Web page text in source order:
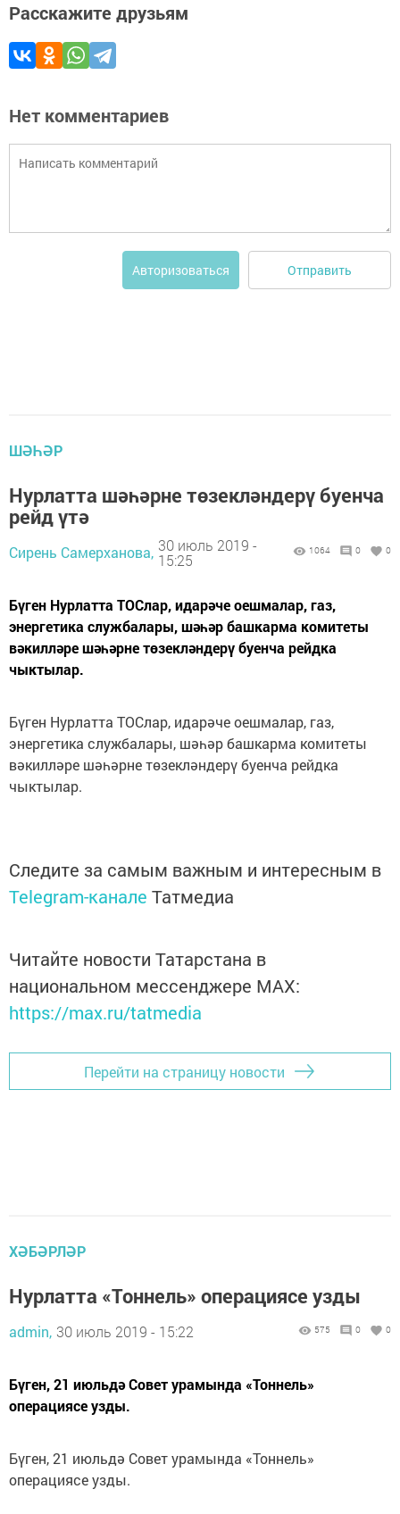
Расскажите друзьям
Нет комментариев
Авторизоваться Отправить
ШӘҺӘР
Нурлатта шәһәрне төзекләндерү буенча
рейд үтә
Сирень Самерханова, 30 июль 2019 -
15:25
1064 0 0
Бүген Нурлатта ТОСлар, идарәче оешмалар, газ,
энергетика службалары, шәһәр башкарма комитеты
вәкилләре шәһәрне төзекләндерү буенча рейдка
чыктылар.
Бүген Нурлатта ТОСлар, идарәче оешмалар, газ,
энергетика службалары, шәһәр башкарма комитеты
вәкилләре шәһәрне төзекләндерү буенча рейдка
чыктылар.
Следите за самым важным и интересным в
Telegram-канале Татмедиа
Читайте новости Татарстана в
национальном мессенджере MАХ:
https://max.ru/tatmedia
Перейти на страницу новости
ХӘБӘРЛӘР
Нурлатта «Тоннель» операциясе узды
admin, 30 июль 2019 - 15:22 575 0 0
Бүген, 21 июльдә Совет урамында «Тоннель»
операциясе узды.
Бүген, 21 июльдә Совет урамында «Тоннель»
операциясе узды.